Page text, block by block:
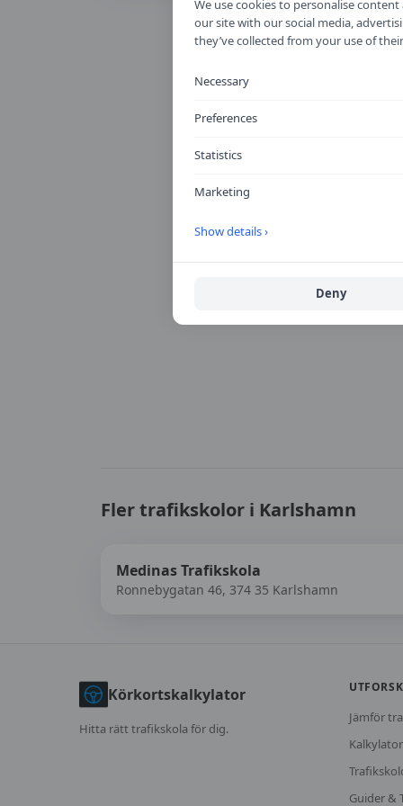
Fler trafikskolor i Karlshamn
Medinas Trafikskola
Ronnebygatan 46, 374 35 Karlshamn
Körkortskalkylator
Hitta rätt trafikskola för dig.
Jämför
Kalkylator
Guider &
We use cookies to personalise
our site with our social media,
they’ve collected from your use of
Necessary
Preferences
Statistics
Marketing
Show details ›
Deny